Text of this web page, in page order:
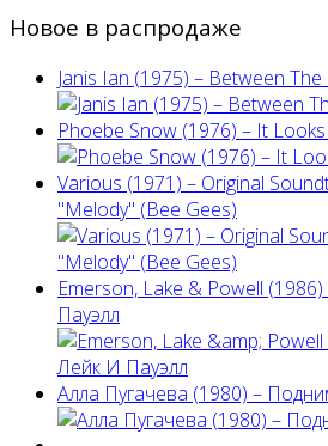
Новое в распродаже
Janis Ian (1975) ‎– Between The
Phoebe Snow (1976) – It
Various (1971) – Original
"Melody" (Bee Gees)
Emerson, Lake & Powell
Пауэлл
Алла Пугачева (1980) –